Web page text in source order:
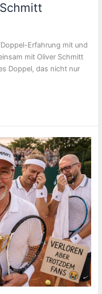
Erfahrung mit und
mit Oliver Schmitt
Doppel, das nicht nur